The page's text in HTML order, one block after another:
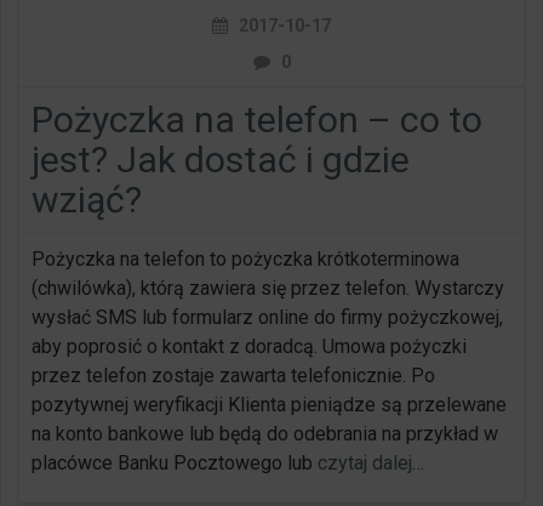
2017-10-17
0
Pożyczka na telefon – co to
jest? Jak dostać i gdzie
wziąć?
Pożyczka na telefon to pożyczka krótkoterminowa
(chwilówka), którą zawiera się przez telefon. Wystarczy
wysłać SMS lub formularz online do firmy pożyczkowej,
aby poprosić o kontakt z doradcą. Umowa pożyczki
przez telefon zostaje zawarta telefonicznie. Po
pozytywnej weryfikacji Klienta pieniądze są przelewane
na konto bankowe lub będą do odebrania na przykład w
placówce Banku Pocztowego lub czytaj dalej…